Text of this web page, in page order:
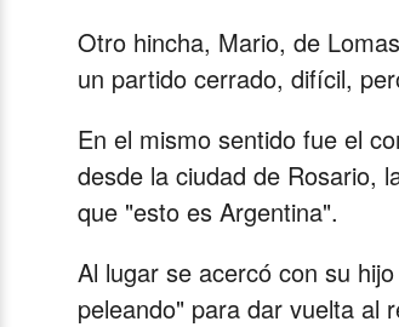
Otro hincha, Mario, de
un partido cerrado, difícil,
En el mismo sentido fue el
desde la ciudad de Rosario,
que "esto es Argentina".
Al lugar se acercó con su
peleando" para dar vuelta al